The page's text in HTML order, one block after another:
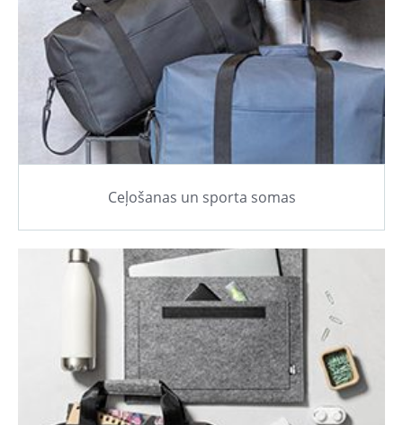
Ceļošanas un sporta somas